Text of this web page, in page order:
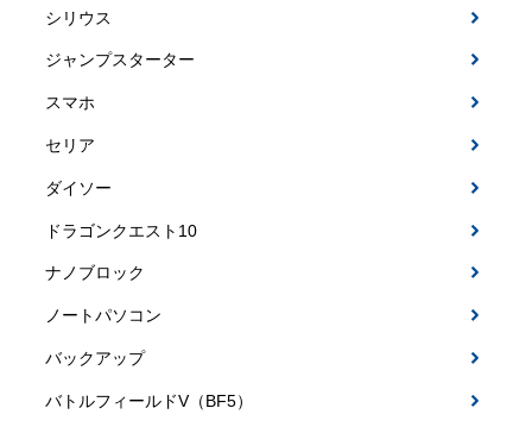
シリウス
ジャンプスターター
スマホ
セリア
ダイソー
ドラゴンクエスト10
ナノブロック
ノートパソコン
バックアップ
バトルフィールドV（BF5）